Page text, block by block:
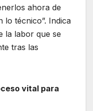
ahora de
lo técnico”. Indica
la labor que se
tras las
vital para